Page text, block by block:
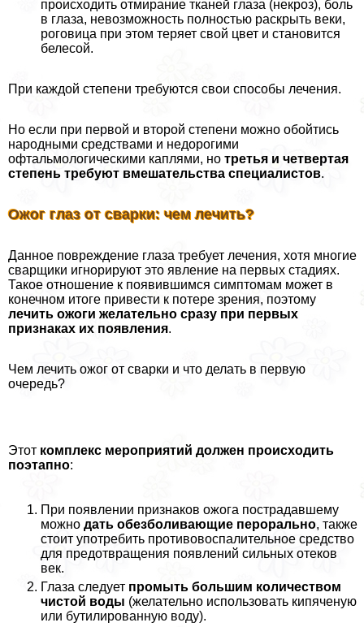
происходить отмирание тканей глаза (некроз), боль
в глаза, невозможность полностью раскрыть веки,
роговица при этом теряет свой цвет и становится
белесой.
При каждой степени требуются свои способы лечения.
Но если при первой и второй степени можно обойтись
народными средствами и недорогими
офтальмологическими каплями, но третья и четвертая
степень требуют вмешательства специалистов.
Ожог глаз от сварки: чем лечить?
Данное повреждение глаза требует лечения, хотя многие
сварщики игнорируют это явление на первых стадиях.
Такое отношение к появившимся симптомам может в
конечном итоге привести к потере зрения, поэтому
лечить ожоги желательно сразу при первых
признаках их появления.
Чем лечить ожог от сварки и что делать в первую
очередь?
Этот комплекс мероприятий должен происходить
поэтапно:
При появлении признаков ожога пострадавшему
можно дать обезболивающие перopaльно, также
стоит употребить противовоспалительное средство
для предотвращения появлений сильных отеков
век.
Глаза следует промыть большим количеством
чистой воды (желательно использовать кипяченую
или бутилированную воду).